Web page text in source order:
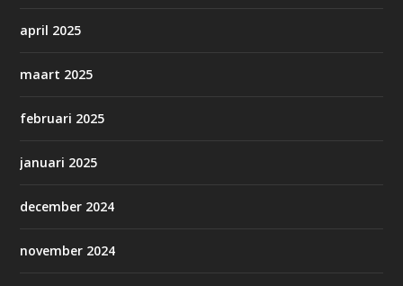
april 2025
maart 2025
februari 2025
januari 2025
december 2024
november 2024